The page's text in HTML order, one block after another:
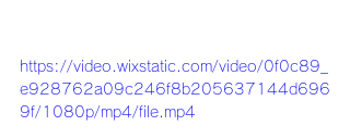
https://video.wixstatic.com/video/0f0c89_
e928762a09c246f8b205637144d696
9f/1080p/mp4/file.mp4